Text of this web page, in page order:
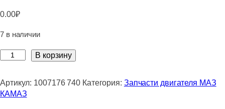
0.00₽
7 в наличии
Количество
толкателя.
(16)
В корзину
Артикул: 1007176 740 Категория: Запчасти двигателя МАЗ
КАМАЗ